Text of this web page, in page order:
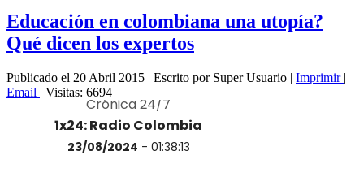
Educación en colombiana una utopía?
Qué dicen los expertos
Publicado el 20 Abril 2015 | Escrito por Super Usuario | Imprimir |
Email | Visitas: 6694